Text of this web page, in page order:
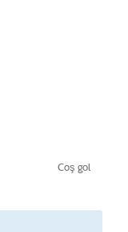
Coş gol